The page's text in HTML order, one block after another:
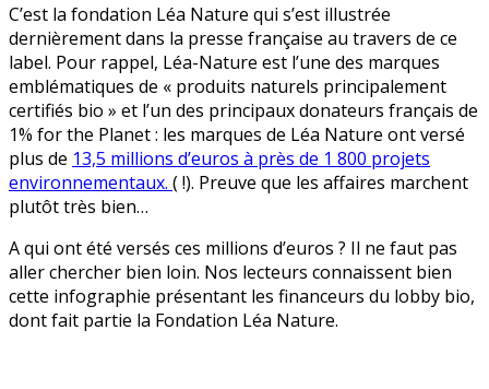
C’est la fondation Léa Nature qui s’est illustrée
dernièrement dans la presse française au travers de ce
label. Pour rappel, Léa-Nature est l’une des marques
emblématiques de « produits naturels principalement
certifiés bio » et l’un des principaux donateurs français de
1% for the Planet : les marques de Léa Nature ont versé
plus de 13,5 millions d’euros à près de 1 800 projets
environnementaux. ( !). Preuve que les affaires marchent
plutôt très bien…
A qui ont été versés ces millions d’euros ? Il ne faut pas
aller chercher bien loin. Nos lecteurs connaissent bien
cette infographie présentant les financeurs du lobby bio,
dont fait partie la Fondation Léa Nature.